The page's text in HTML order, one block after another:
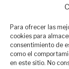
Para ofrecer las
cookies para
consentimiento de
como el
en este sitio. No